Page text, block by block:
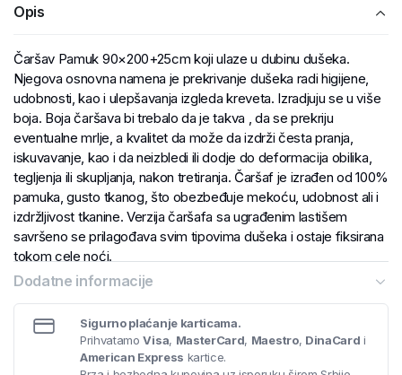
Opis
Čaršav Pamuk 90×200+25cm koji ulaze u dubinu dušeka.
Njegova osnovna namena je prekrivanje dušeka radi higijene,
udobnosti, kao i ulepšavanja izgleda kreveta. Izradjuju se u više
boja. Boja čaršava bi trebalo da je takva , da se prekriju
eventualne mrlje, a kvalitet da može da izdrži česta pranja,
iskuvavanje, kao i da neizbledi ili dodje do deformacija obilika,
tegljenja ili skupljanja, nakon tretiranja. Čaršaf je izrađen od 100%
pamuka, gusto tkanog, što obezbeđuje mekoću, udobnost ali i
izdržljivost tkanine. Verzija čaršafa sa ugrađenim lastišem
savršeno se prilagođava svim tipovima dušeka i ostaje fiksirana
tokom cele noći.
Dodatne informacije
Sigurno plaćanje karticama.
PrihvatamoVisa, MasterCard, Maestro, DinaCard i
American Express kartice.